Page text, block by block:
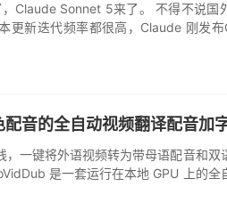
Claude Sonnet 5来了。 不得不说国
更新迭代频率都很高，Claude 刚发
音的全自动视频翻译配音加
，一键将外语视频转为带母语配音和双
是一套运行在本地 GPU 上的全